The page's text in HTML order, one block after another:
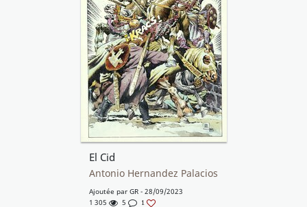
El Cid
Antonio Hernandez Palacios
Ajoutée par GR - 28/09/2023
1 305
5 1